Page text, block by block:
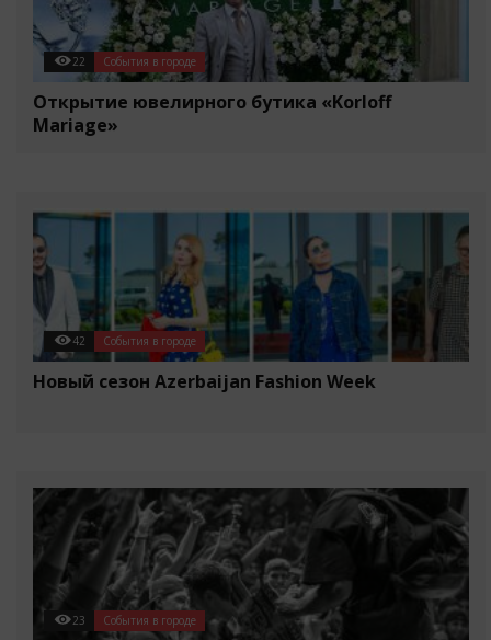
22 События в городе
Открытие ювелирного бутика «Korloff
Mariage»
42 События в городе
Новый сезон Azerbaijan Fashion Week
23 События в городе